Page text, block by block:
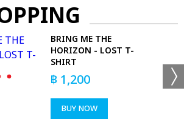
BRING ME THE
HORIZON - LOST T-
SHIRT
฿ 1,200
BUY NOW